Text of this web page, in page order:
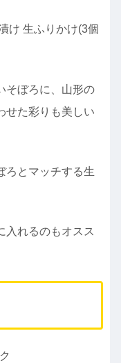
け 生ふりかけ(3個
そぼろに、山形の
せた彩りも美しい
ろとマッチする生
入れるのもオスス